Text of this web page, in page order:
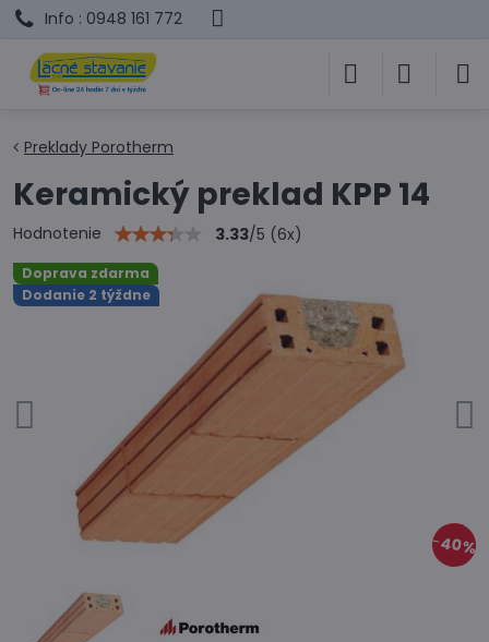
Info : 0948 161 772
Doprava zdarma
Dodanie 2 týždne
40%
Preklady Porotherm
Keramický preklad KPP 14
Hodnotenie 3.33/5 (6x)